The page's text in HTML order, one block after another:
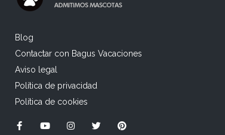
Blog
Contactar con Bagus Vacaciones
Aviso legal
Política de privacidad
Política de cookies